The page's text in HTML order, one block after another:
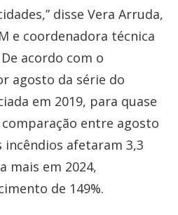
disse Vera Arruda,
e coordenadora técnica
acordo com o
agosto da série do
em 2019, para quase
entre agosto
incêndios afetaram 3,3
mais em 2024,
de 149%.